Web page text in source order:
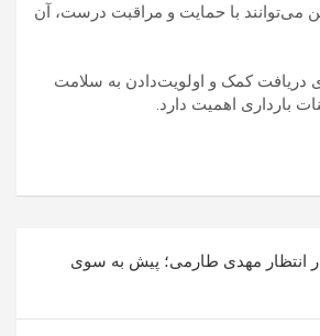
می‌توانند با حمایت و مراقبت درست، آن
دریافت کمک و اولویت‌دادن به سلامت
بارداری اهمیت دارد.
انتظار مهدی طارمی؛ پیش به سوی